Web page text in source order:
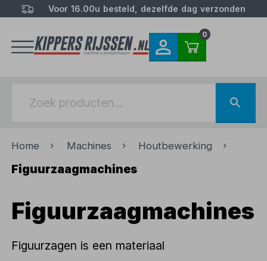
Voor 16.00u besteld, dezelfde dag verzonden
0
Home Machines Houtbewerking
Figuurzaagmachines
Figuurzaagmachines
Figuurzagen is een materiaal